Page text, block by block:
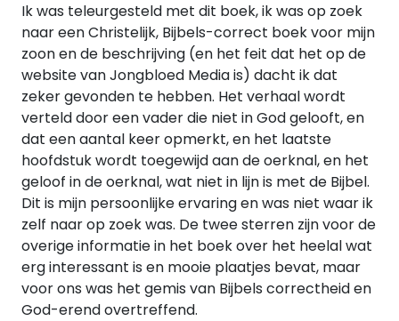
Ik was teleurgesteld met dit boek, ik was op zoek
naar een Christelijk, Bijbels-correct boek voor mijn
zoon en de beschrijving (en het feit dat het op de
website van Jongbloed Media is) dacht ik dat
zeker gevonden te hebben. Het verhaal wordt
verteld door een vader die niet in God gelooft, en
dat een aantal keer opmerkt, en het laatste
hoofdstuk wordt toegewijd aan de oerknal, en het
geloof in de oerknal, wat niet in lijn is met de Bijbel.
Dit is mijn persoonlijke ervaring en was niet waar ik
zelf naar op zoek was. De twee sterren zijn voor de
overige informatie in het boek over het heelal wat
erg interessant is en mooie plaatjes bevat, maar
voor ons was het gemis van Bijbels correctheid en
God-erend overtreffend.